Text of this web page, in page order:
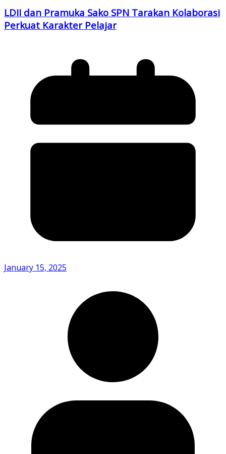
LDII dan Pramuka Sako SPN Tarakan Kolaborasi
Perkuat Karakter Pelajar
January 15, 2025